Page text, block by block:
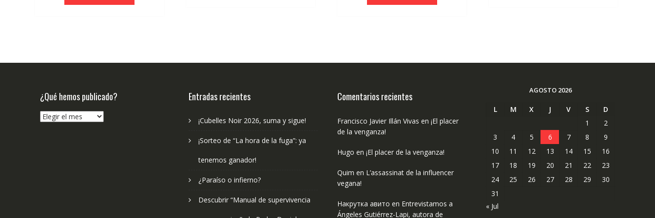
¿Qué hemos publicado?
¿Qué
Entradas recientes
¡Cubelles Noir 2026, suma y sigue!
¡Sorteo de “La hora de la fuga”: ya
tenemos ganador!
¿Paraíso o infierno?
Descubrir “Manual de supervivencia
Comentarios recientes
Francisco Javier Illán Vivas en ¡El placer
de la venganza!
Hugo en ¡El placer de la venganza!
Quim en L’assassinat de la influencer
vegana!
Накрутка авито en Entrevistamos a
Ángeles Gutiérrez-Lapi, autora de
AGOSTO 2026
L M X J V S
D
1
2
3
4 5 6 7 8
9
10
11 12 13 14 15
16
17
18 19 20 21 22
23
24
25 26 27 28 29
30
31
« Jul